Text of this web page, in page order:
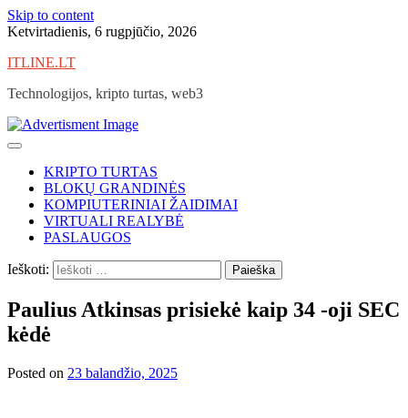
Skip to content
Ketvirtadienis, 6 rugpjūčio, 2026
ITLINE.LT
Technologijos, kripto turtas, web3
KRIPTO TURTAS
BLOKŲ GRANDINĖS
KOMPIUTERINIAI ŽAIDIMAI
VIRTUALI REALYBĖ
PASLAUGOS
Ieškoti:
Paulius Atkinsas prisiekė kaip 34 -oji SEC
kėdė
Posted on 23 balandžio, 2025